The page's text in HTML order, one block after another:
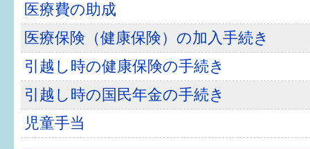
医療費の助成
医療保険（健康保険）の加入手続き
引越し時の健康保険の手続き
引越し時の国民年金の手続き
児童手当
さまざまな支援
子育てカレンダー
妊娠
出産〜3か月